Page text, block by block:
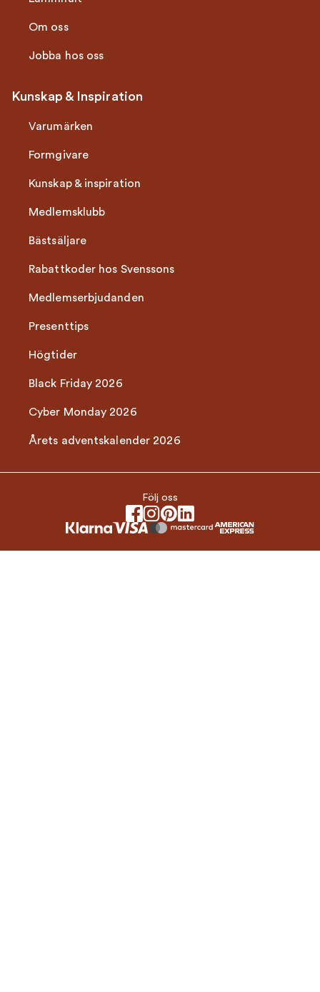
Om oss
Jobba hos oss
Kunskap & Inspiration
Varumärken
Formgivare
Kunskap & inspiration
Medlemsklubb
Bästsäljare
Rabattkoder hos Svenssons
Medlemserbjudanden
Presenttips
Högtider
Black Friday 2026
Cyber Monday 2026
Årets adventskalender 2026
Följ oss